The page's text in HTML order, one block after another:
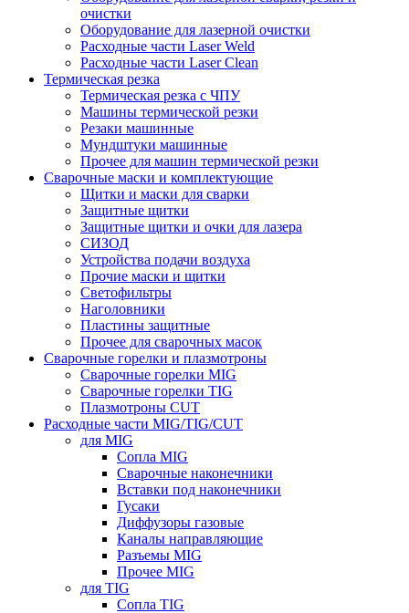
очистки
Оборудование для лазерной очистки
Расходные части Laser Weld
Расходные части Laser Clean
Термическая резка
Термическая резка с ЧПУ
Машины термической резки
Резаки машинные
Мундштуки машинные
Прочее для машин термической резки
Сварочные маски и комплектующие
Щитки и маски для сварки
Защитные щитки
Защитные щитки и очки для лазера
СИЗОД
Устройства подачи воздуха
Прочие маски и щитки
Светофильтры
Наголовники
Пластины защитные
Прочее для сварочных масок
Сварочные горелки и плазмотроны
Сварочные горелки MIG
Сварочные горелки TIG
Плазмотроны CUT
Расходные части MIG/TIG/CUT
для MIG
Сопла MIG
Сварочные наконечники
Вставки под наконечники
Гусаки
Диффузоры газовые
Каналы направляющие
Разъемы MIG
Прочее MIG
для TIG
Сопла TIG